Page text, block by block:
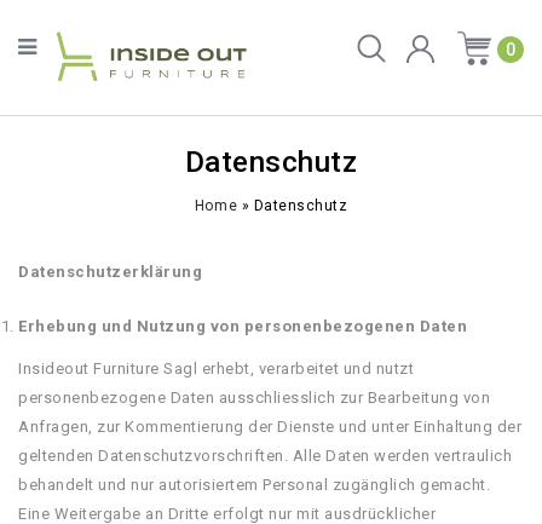
0
Datenschutz
Home » Datenschutz
Datenschutzerklärung
Erhebung und Nutzung von personenbezogenen Daten
Insideout Furniture Sagl erhebt, verarbeitet und nutzt
personenbezogene Daten ausschliesslich zur Bearbeitung von
Anfragen, zur Kommentierung der Dienste und unter Einhaltung der
geltenden Datenschutzvorschriften. Alle Daten werden vertraulich
behandelt und nur autorisiertem Personal zugänglich gemacht.
Eine Weitergabe an Dritte erfolgt nur mit ausdrücklicher